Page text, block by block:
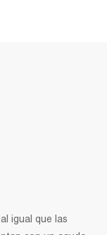
igual que las